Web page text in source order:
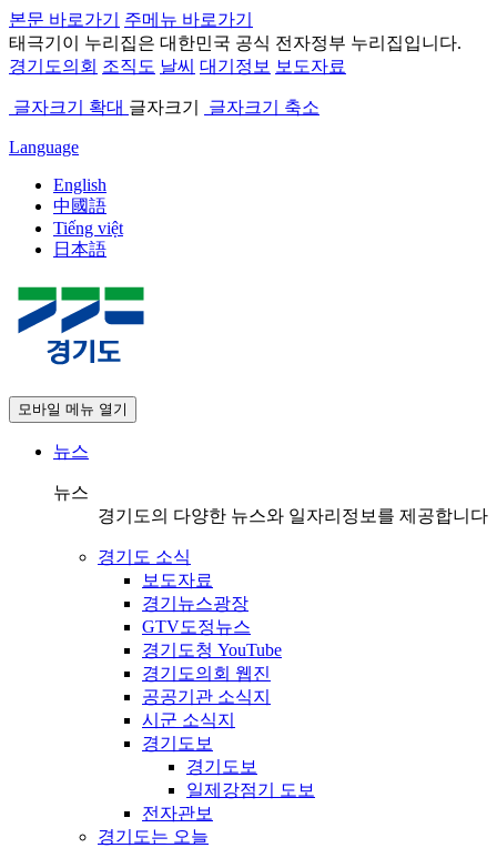
본문 바로가기
주메뉴 바로가기
태극기 이 누리집은 대한민국 공식 전자정부 누리집입니다.
경기도의회 조직도 날씨 대기정보 보도자료
글자크기 확대 글자크기 글자크기 축소
Language
English
中國語
Tiếng việt
日本語
모바일 메뉴 열기
뉴스
뉴스
경기도의 다양한 뉴스와 일자리정보를 제공합니다
경기도 소식
보도자료
경기뉴스광장
GTV도정뉴스
경기도청 YouTube
경기도의회 웹진
공공기관 소식지
시군 소식지
경기도보
경기도보
일제강점기 도보
전자관보
경기도는 오늘